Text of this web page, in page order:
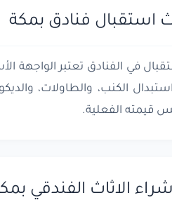
استقبال فنادق بمكة
في الفنادق تعتبر الواجهة
استبدال الكنب، والطاولات،
قيمته الفعلية.
الاثاث الفندقي